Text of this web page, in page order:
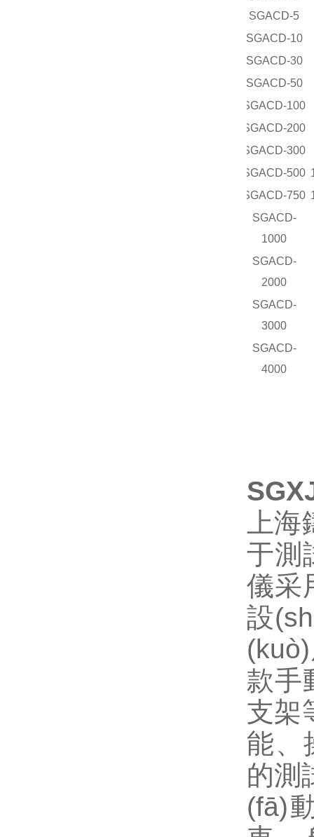
SGACD-5
SGACD-10
SGACD-30
SGACD-50
SGACD-100
SGACD-200
SGACD-300
SGACD-500
SGACD-750
SGACD-
1000
SGACD-
2000
SGACD-
3000
SGACD-
4000
上
于測
儀采
設
(kuò)
款手
支架
能
的測
(fā)